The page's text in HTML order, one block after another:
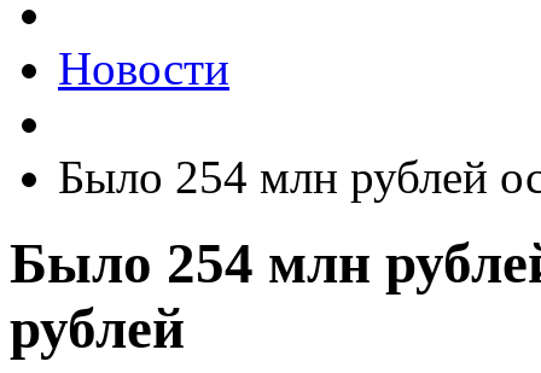
Новости
Было 254 млн рублей
Было 254 млн
рублей